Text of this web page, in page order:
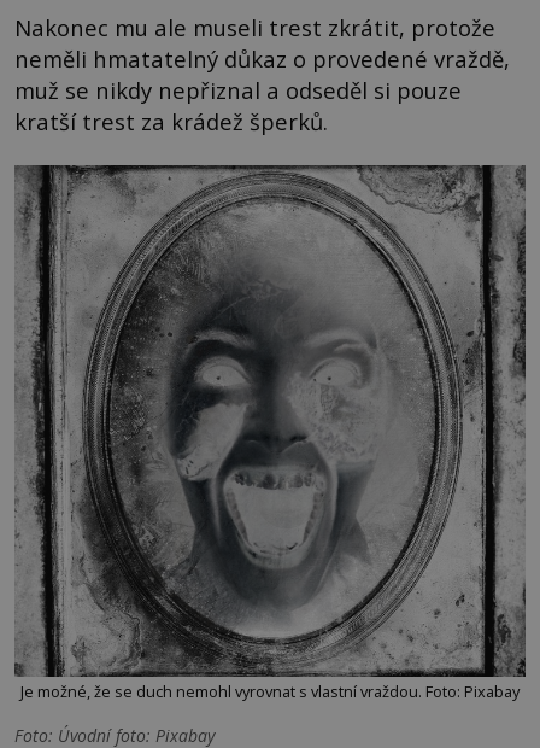
Nakonec mu ale museli trest zkrátit, protože
neměli hmatatelný důkaz o provedené vraždě,
muž se nikdy nepřiznal a odseděl si pouze
kratší trest za krádež šperků.
Je možné, že se duch nemohl vyrovnat s vlastní vraždou. Foto: Pixabay
Foto: Úvodní foto: Pixabay